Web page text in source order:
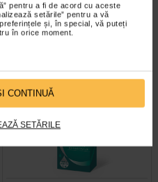
pentru a fi de acord cu aceste
setările” pentru a vă
și, în special, vă puteți
în orice moment.
CONTINUĂ
SETĂRILE
ce reduce ridurile, pungile de sub
ochi si cearcanele. Formula sa…
Plătești 2, primești 3